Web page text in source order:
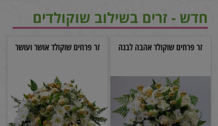
חדש - זרים בשילוב שוקולדים
זר פרחים שוקולד אהבה לבנה זר פרחים שוקולד אושר ועושר